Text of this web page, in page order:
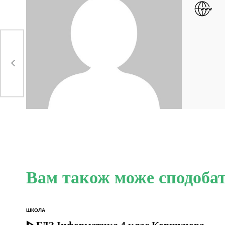
Вам також може
ОПУБЛІКУВАТИ
У
ШКОЛА